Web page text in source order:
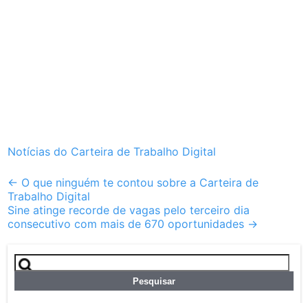
Notícias do Carteira de Trabalho Digital
Post
navigation
← O que ninguém te contou sobre a Carteira de
Trabalho Digital
Sine atinge recorde de vagas pelo terceiro dia
consecutivo com mais de 670 oportunidades →
Pesquisar
por: